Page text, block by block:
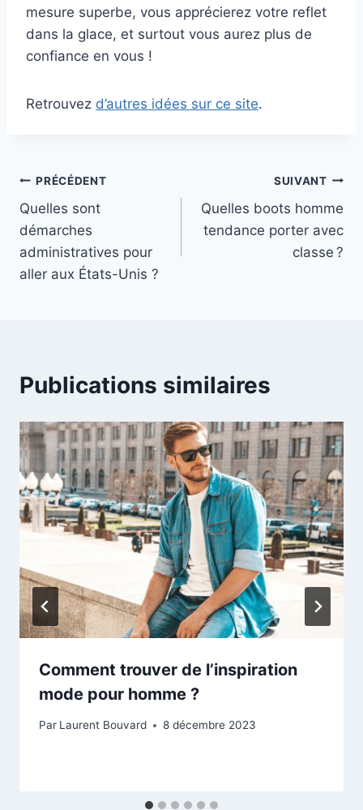
mesure superbe, vous apprécierez votre reflet
dans la glace, et surtout vous aurez plus de
confiance en vous !
Retrouvez d’autres idées sur ce site.
Navigation
de
l’article
PRÉCÉDENT
Quelles sont
démarches
administratives pour
aller aux États-Unis ?
SUIVANT
Quelles boots homme
tendance porter avec
classe ?
Publications similaires
Comment trouver de l’inspiration
mode pour homme ?
Par Laurent Bouvard 8 décembre 2023